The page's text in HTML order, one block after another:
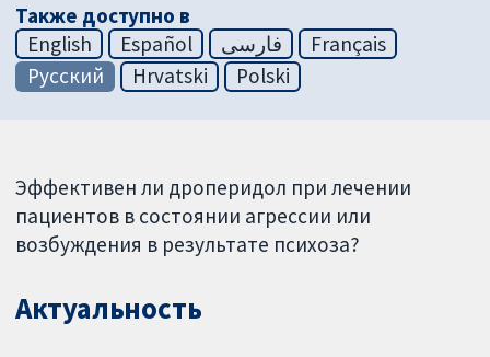
Также доступно в
English
Español فارسی
Français
Русский
Hrvatski Polski
Эффективен ли дроперидол при лечении
пациентов в состоянии агрессии или
возбуждения в результате психоза?
Актуальность